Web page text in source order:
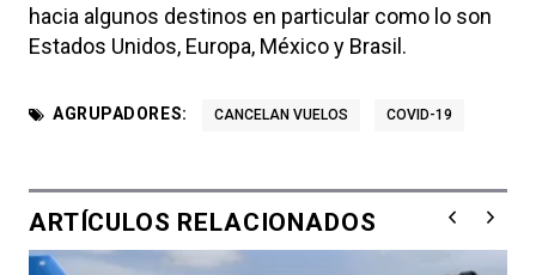
hacia algunos destinos en particular como lo son
Estados Unidos, Europa, México y Brasil.
AGRUPADORES: CANCELAN VUELOS COVID-19
ARTÍCULOS RELACIONADOS